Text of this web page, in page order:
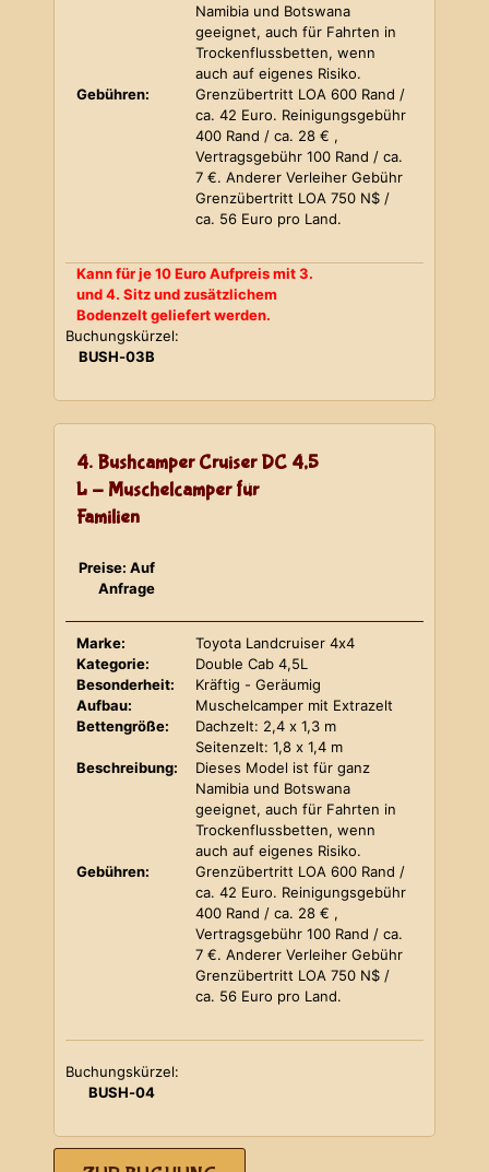
Namibia und Botswana
geeignet, auch für Fahrten in
Trockenflussbetten, wenn
auch auf eigenes Risiko.
Gebühren:
Grenzübertritt LOA 600 Rand /
ca. 42 Euro. Reinigungsgebühr
400 Rand / ca. 28 € ,
Vertragsgebühr 100 Rand / ca.
7 €. Anderer Verleiher Gebühr
Grenzübertritt LOA 750 N$ /
ca. 56 Euro pro Land.
Kann für je 10 Euro Aufpreis mit 3.
und 4. Sitz und zusätzlichem
Bodenzelt geliefert werden.
Buchungskürzel:
BUSH-03B
4. Bushcamper Cruiser DC 4,5
L - Muschelcamper für
Familien
Preise: Auf
Anfrage
Marke:
Toyota Landcruiser 4x4
Kategorie:
Double Cab 4,5L
Besonderheit:
Kräftig - Geräumig
Aufbau:
Muschelcamper mit Extrazelt
Bettengröße:
Dachzelt: 2,4 x 1,3 m
Seitenzelt: 1,8 x 1,4 m
Beschreibung:
Dieses Model ist für ganz
Namibia und Botswana
geeignet, auch für Fahrten in
Trockenflussbetten, wenn
auch auf eigenes Risiko.
Gebühren:
Grenzübertritt LOA 600 Rand /
ca. 42 Euro. Reinigungsgebühr
400 Rand / ca. 28 € ,
Vertragsgebühr 100 Rand / ca.
7 €. Anderer Verleiher Gebühr
Grenzübertritt LOA 750 N$ /
ca. 56 Euro pro Land.
Buchungskürzel:
BUSH-04